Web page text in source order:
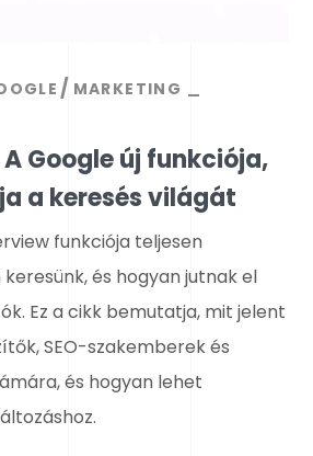
MARKETING
Google új funkciója,
a keresés világát
funkciója teljesen
és hogyan jutnak el
Ez a cikk bemutatja, mit jelent
SEO-szakemberek és
és hogyan lehet